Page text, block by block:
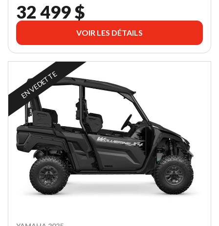
32 499 $
VOIR LES DÉTAILS
EN VEDETTE